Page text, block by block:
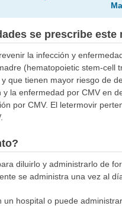
se prescribe este
la infección y
(hematopoietic stem-cell
que tienen mayor riesgo de
la enfermedad por CMV en
por CMV. El letermovir
diluirlo y administrarlo de
se administra una vez al
hospital o puede